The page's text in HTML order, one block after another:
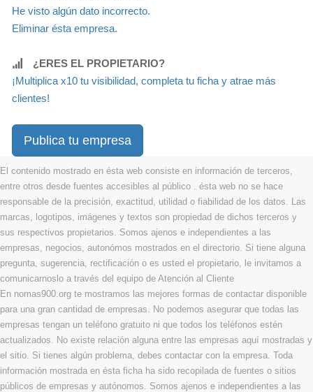
He visto algún dato incorrecto.
Eliminar ésta empresa.
¿ERES EL PROPIETARIO?
¡Multiplica x10 tu visibilidad, completa tu ficha y atrae más
clientes!
Publica tu empresa
El contenido mostrado en ésta web consiste en información de terceros,
entre otros desde fuentes accesibles al público . ésta web no se hace
responsable de la precisión, exactitud, utilidad o fiabilidad de los datos. Las
marcas, logotipos, imágenes y textos son propiedad de dichos terceros y
sus respectivos propietarios. Somos ajenos e independientes a las
empresas, negocios, autonómos mostrados en el directorio. Si tiene alguna
pregunta, sugerencia, rectificación o es usted el propietario, le invitamos a
comunicarnoslo a través del equipo de Atención al Cliente
En nomas900.org te mostramos las mejores formas de contactar disponible
para una gran cantidad de empresas. No podemos asegurar que todas las
empresas tengan un teléfono gratuito ni que todos los teléfonos estén
actualizados. No existe relación alguna entre las empresas aquí mostradas y
el sitio. Si tienes algún problema, debes contactar con la empresa. Toda
información mostrada en ésta ficha ha sido recopilada de fuentes o sitios
públicos de empresas y autónomos. Somos ajenos e independientes a las